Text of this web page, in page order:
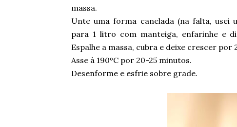
massa.
Unte uma forma canelada (na falta, usei
para 1 litro com manteiga, enfarinhe e
Espalhe a massa, cubra e deixe crescer por
Asse à 190ºC por 20-25 minutos.
Desenforme e esfrie sobre grade.